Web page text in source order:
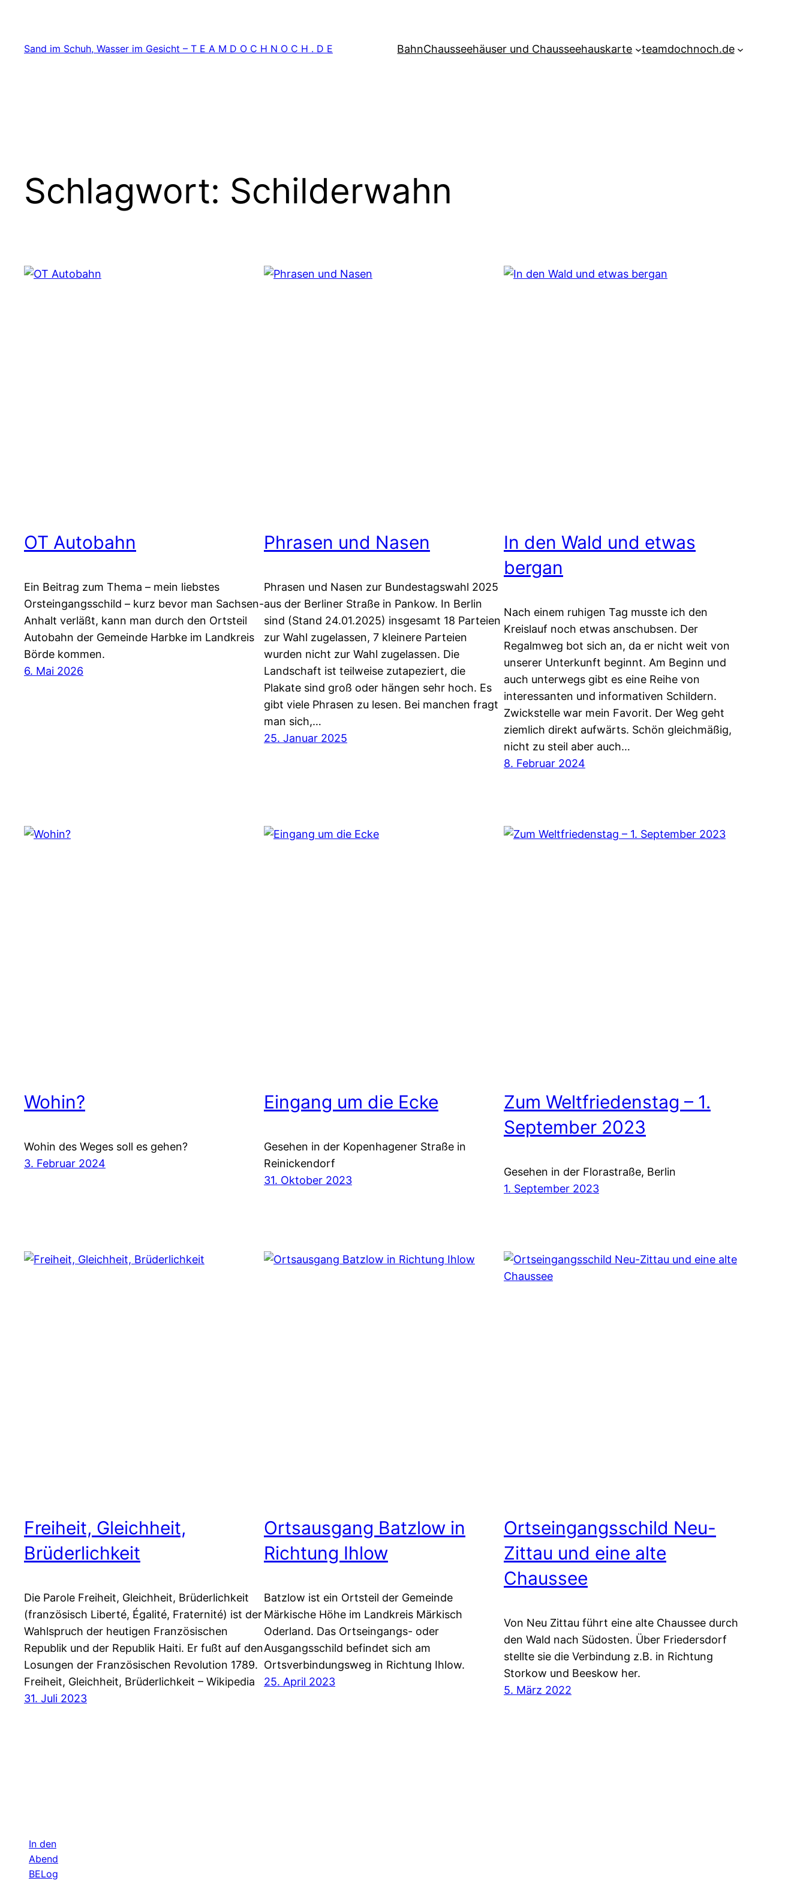
springen
Sand im Schuh, Wasser im Gesicht – T E A M D O C H N O C H . D E BahnChausseehäuser und Chausseehauskarte teamdochnoch.de
Schlagwort: Schilderwahn
OT Autobahn
Ein Beitrag zum Thema – mein liebstes
Orsteingangsschild – kurz bevor man Sachsen-
Anhalt verläßt, kann man durch den Ortsteil
Autobahn der Gemeinde Harbke im Landkreis
Börde kommen.
6. Mai 2026
Phrasen und Nasen
Phrasen und Nasen zur Bundestagswahl 2025
aus der Berliner Straße in Pankow. In Berlin
sind (Stand 24.01.2025) insgesamt 18 Parteien
zur Wahl zugelassen, 7 kleinere Parteien
wurden nicht zur Wahl zugelassen. Die
Landschaft ist teilweise zutapeziert, die
Plakate sind groß oder hängen sehr hoch. Es
gibt viele Phrasen zu lesen. Bei manchen fragt
man sich,…
25. Januar 2025
In den Wald und etwas
bergan
Nach einem ruhigen Tag musste ich den
Kreislauf noch etwas anschubsen. Der
Regalmweg bot sich an, da er nicht weit von
unserer Unterkunft beginnt. Am Beginn und
auch unterwegs gibt es eine Reihe von
interessanten und informativen Schildern.
Zwickstelle war mein Favorit. Der Weg geht
ziemlich direkt aufwärts. Schön gleichmäßig,
nicht zu steil aber auch…
8. Februar 2024
Wohin?
Wohin des Weges soll es gehen?
3. Februar 2024
Eingang um die Ecke
Gesehen in der Kopenhagener Straße in
Reinickendorf
31. Oktober 2023
Zum Weltfriedenstag – 1.
September 2023
Gesehen in der Florastraße, Berlin
1. September 2023
Freiheit, Gleichheit,
Brüderlichkeit
Die Parole Freiheit, Gleichheit, Brüderlichkeit
(französisch Liberté, Égalité, Fraternité) ist der
Wahlspruch der heutigen Französischen
Republik und der Republik Haiti. Er fußt auf den
Losungen der Französischen Revolution 1789.
Freiheit, Gleichheit, Brüderlichkeit – Wikipedia
31. Juli 2023
Ortsausgang Batzlow in
Richtung Ihlow
Batzlow ist ein Ortsteil der Gemeinde
Märkische Höhe im Landkreis Märkisch
Oderland. Das Ortseingangs- oder
Ausgangsschild befindet sich am
Ortsverbindungsweg in Richtung Ihlow.
25. April 2023
Ortseingangsschild Neu-
Zittau und eine alte
Chaussee
Von Neu Zittau führt eine alte Chaussee durch
den Wald nach Südosten. Über Friedersdorf
stellte sie die Verbindung z.B. in Richtung
Storkow und Beeskow her.
5. März 2022
In den
Abend
BELog